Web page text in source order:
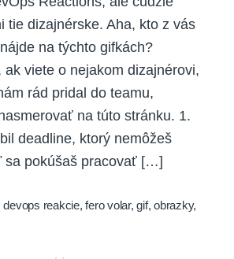
tie dizajnérske. Aha, kto z vás
na týchto gifkách?
ak viete o nejakom dizajnérovi,
rád pridal do teamu,
na túto stránku. 1.
deadline, ktorý nemôžeš
sa pokúšaš pracovať […]
devops reakcie,fero volar,gif,obrazky,